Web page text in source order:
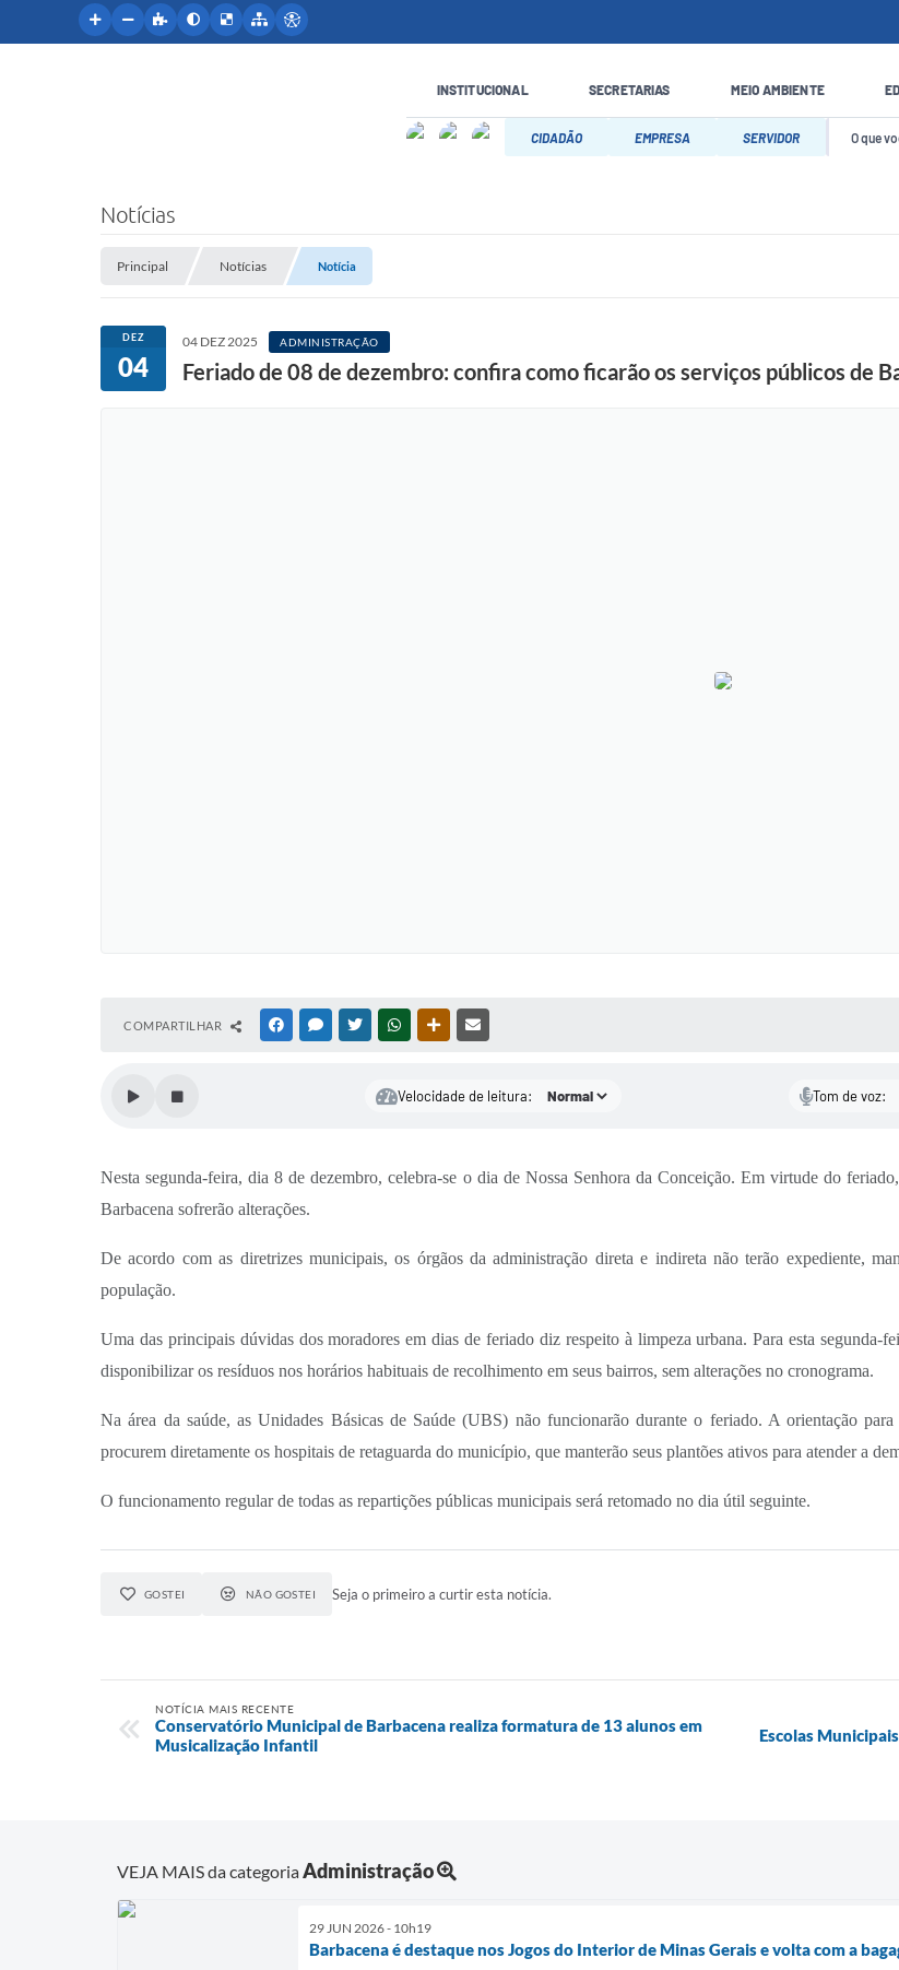
INSTITUCIONAL SECRETARIAS MEIO AMBIENTE
CIDADÃO EMPRESA SERVIDOR
Notícias
Principal Notícias Notícia
DEZ
04
04 DEZ 2025 ADMINISTRAÇÃO
Feriado de 08 de dezembro: confira como ficarão os serviços públicos de
COMPARTILHAR FACEBOOKMESSENGER
TWITTERWHATSAPPOUTRAS MÍDIAS
Velocidade de leitura: Tom de voz:
Nesta segunda-feira, dia 8 de dezembro, celebra-se o dia de Nossa Senhora da Conceição. Em virtude do
Barbacena sofrerão alterações.
De acordo com as diretrizes municipais, os órgãos da administração direta e indireta não terão expediente,
população.
Uma das principais dúvidas dos moradores em dias de feriado diz respeito à limpeza urbana. Para esta
disponibilizar os resíduos nos horários habituais de recolhimento em seus bairros, sem alterações no cronograma.
Na área da saúde, as Unidades Básicas de Saúde (UBS) não funcionarão durante o feriado. A orientação
procurem diretamente os hospitais de retaguarda do município, que manterão seus plantões ativos para atender a
O funcionamento regular de todas as repartições públicas municipais será retomado no dia útil seguinte.
GOSTEI NÃO GOSTEI Seja o primeiro a curtir esta notícia.
NOTÍCIA MAIS RECENTE
Conservatório Municipal de Barbacena realiza formatura de 13 alunos em
Musicalização Infantil
Escolas
VEJA MAIS da categoriaAdministração
29 JUN 2026 - 10h19
Barbacena é destaque nos Jogos do Interior de Minas Gerais e volta com a